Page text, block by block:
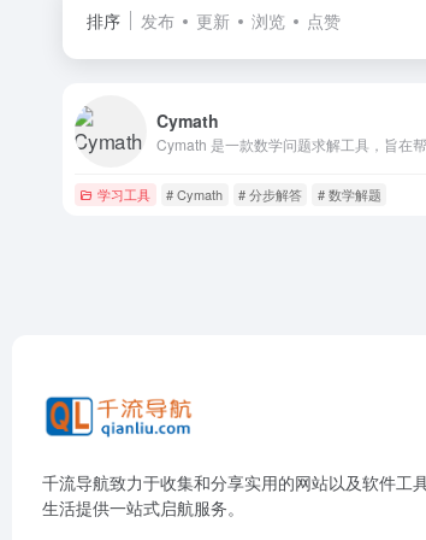
排序 发布 更新 浏览 点赞
Cymath
学习工具 # Cymath # 分步解答 # 数学解题
千流导航致力于收集和分享实用的网站以及软件工
生活提供一站式启航服务。